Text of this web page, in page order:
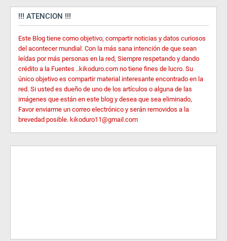
!!! ATENCION !!!
Este Blog tiene como objetivo, compartir noticias y datos curiosos
del acontecer mundial. Con la más sana intención de que sean
leídas por más personas en la red, Siempre respetando y dando
crédito a la Fuentes ..kikoduro.com no tiene fines de lucro. Su
único objetivo es compartir material interesante encontrado en la
red. Si usted es dueño de uno de los artículos o alguna de las
imágenes que están en este blog y desea que sea eliminado,
Favor enviarme un correo electrónico y serán removidos a la
brevedad posible. kikoduro11@gmail.com